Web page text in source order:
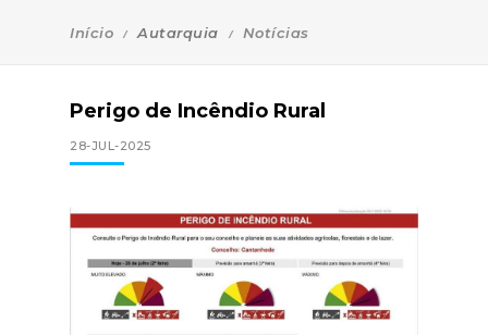
Início Autarquia Notícias
Perigo de Incêndio Rural
28-JUL-2025